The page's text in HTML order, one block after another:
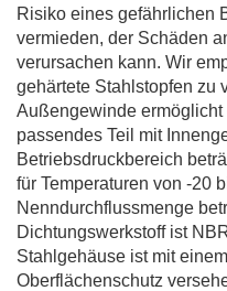
Risiko eines gefährlichen
vermieden, der Schäden
verursachen kann. Wir
gehärtete Stahlstopfen zu
Außengewinde
passendes Teil mit
Betriebsdruckbereich
für Temperaturen von -20
Nenndurchflussmenge
Dichtungswerkstoff ist
Stahlgehäuse ist mit
Oberflächenschutz